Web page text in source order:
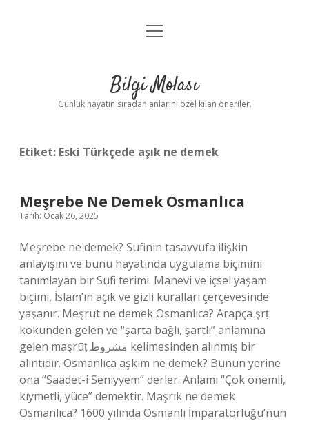
Anasayfa
Yasal Uyarı
menüyü
Bilgi Molası
Günlük hayatın sıradan anlarını özel kılan öneriler.
Etiket: Eski Türkçede aşık ne demek
Meşrebe Ne Demek Osmanlıca
Tarih: Ocak 26, 2025
Meşrebe ne demek? Sufinin tasavvufa ilişkin
anlayışını ve bunu hayatında uygulama biçimini
tanımlayan bir Sufi terimi. Manevi ve içsel yaşam
biçimi, İslam’ın açık ve gizli kuralları çerçevesinde
yaşanır. Meşrut ne demek Osmanlıca? Arapça şrṭ
kökünden gelen ve “şarta bağlı, şartlı” anlamına
gelen maşrūṭ مشروط kelimesinden alınmış bir
alıntıdır. Osmanlıca aşkım ne demek? Bunun yerine
ona “Saadet-i Seniyyem” derler. Anlamı “Çok önemli,
kıymetli, yüce” demektir. Maşrık ne demek
Osmanlıca? 1600 yılında Osmanlı İmparatorluğu’nun